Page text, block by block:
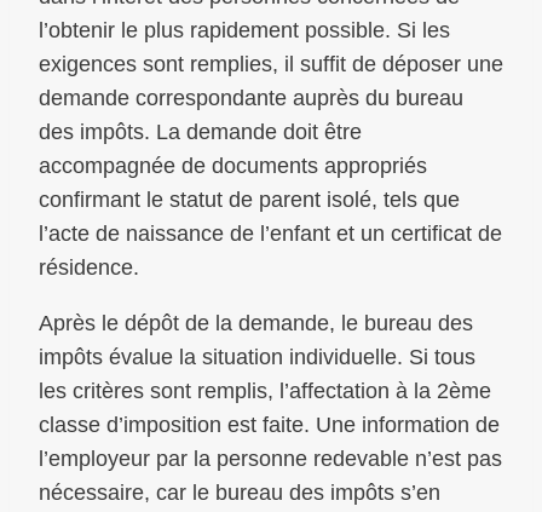
l’obtenir le plus rapidement possible. Si les
exigences sont remplies, il suffit de déposer une
demande correspondante auprès du bureau
des impôts. La demande doit être
accompagnée de documents appropriés
confirmant le statut de parent isolé, tels que
l’acte de naissance de l’enfant et un certificat de
résidence.
Après le dépôt de la demande, le bureau des
impôts évalue la situation individuelle. Si tous
les critères sont remplis, l’affectation à la 2ème
classe d’imposition est faite. Une information de
l’employeur par la personne redevable n’est pas
nécessaire, car le bureau des impôts s’en